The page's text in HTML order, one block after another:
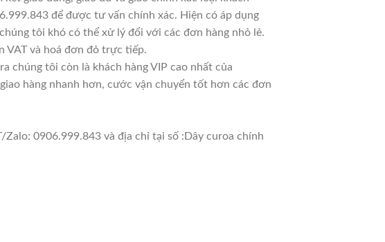
để được tư vấn chính xác. Hiện có áp dụng
tôi khó có thể xử lý đổi với các đơn hàng nhỏ lẻ.
VAT và hoá đơn đỏ trực tiếp.
chúng tôi còn là khách hàng VIP cao nhất của
hàng nhanh hơn, cước vận chuyển tốt hơn các đơn
0906.999.843 và địa chỉ tại số :Dây curoa chính